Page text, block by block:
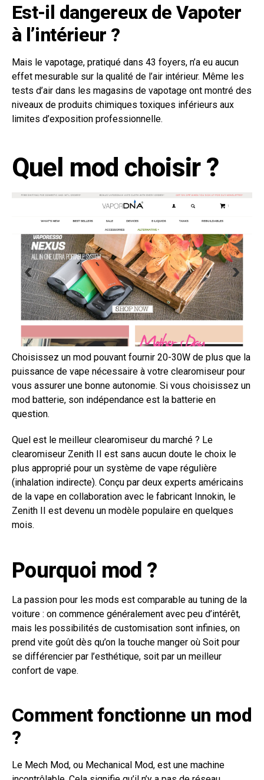
Est-il dangereux de Vapoter
à l’intérieur ?
Mais le vapotage, pratiqué dans 43 foyers, n’a eu aucun
effet mesurable sur la qualité de l’air intérieur. Même les
tests d’air dans les magasins de vapotage ont montré des
niveaux de produits chimiques toxiques inférieurs aux
limites d’exposition professionnelle.
Quel mod choisir ?
Choisissez un mod pouvant fournir 20-30W de plus que la
puissance de vape nécessaire à votre clearomiseur pour
vous assurer une bonne autonomie. Si vous choisissez un
mod batterie, son indépendance est la batterie en
question.
Quel est le meilleur clearomiseur du marché ? Le
clearomiseur Zenith II est sans aucun doute le choix le
plus approprié pour un système de vape régulière
(inhalation indirecte). Conçu par deux experts américains
de la vape en collaboration avec le fabricant Innokin, le
Zenith II est devenu un modèle populaire en quelques
mois.
Pourquoi mod ?
La passion pour les mods est comparable au tuning de la
voiture : on commence généralement avec peu d’intérêt,
mais les possibilités de customisation sont infinies, on
prend vite goût dès qu’on la touche manger où Soit pour
se différencier par l’esthétique, soit par un meilleur
confort de vape.
Comment fonctionne un mod
?
Le Mech Mod, ou Mechanical Mod, est une machine